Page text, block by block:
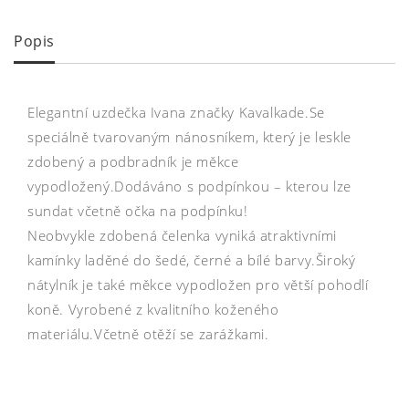
Popis
Elegantní uzdečka Ivana značky Kavalkade.Se
speciálně tvarovaným nánosníkem, který je leskle
zdobený a podbradník je měkce
vypodložený.Dodáváno s podpínkou – kterou lze
sundat včetně očka na podpínku!
Neobvykle zdobená čelenka vyniká atraktivními
kamínky laděné do šedé, černé a bílé barvy.Široký
nátylník je také měkce vypodložen pro větší pohodlí
koně. Vyrobené z kvalitního koženého
materiálu.Včetně otěží se zarážkami.